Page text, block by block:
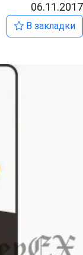
06.11.2017
В закладки